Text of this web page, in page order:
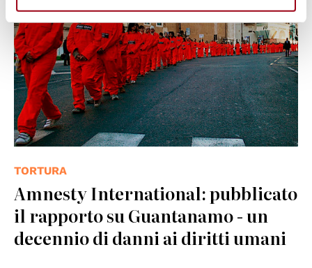
TORTURA
Amnesty International: pubblicato
il rapporto su Guantanamo - un
decennio di danni ai diritti umani